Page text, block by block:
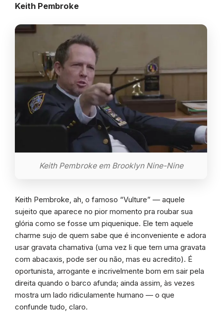
Keith Pembroke
Keith Pembroke em Brooklyn Nine-Nine
Keith Pembroke, ah, o famoso “Vulture” — aquele
sujeito que aparece no pior momento pra roubar sua
glória como se fosse um piquenique. Ele tem aquele
charme sujo de quem sabe que é inconveniente e adora
usar gravata chamativa (uma vez li que tem uma gravata
com abacaxis, pode ser ou não, mas eu acredito). É
oportunista, arrogante e incrivelmente bom em sair pela
direita quando o barco afunda; ainda assim, às vezes
mostra um lado ridiculamente humano — o que
confunde tudo, claro.